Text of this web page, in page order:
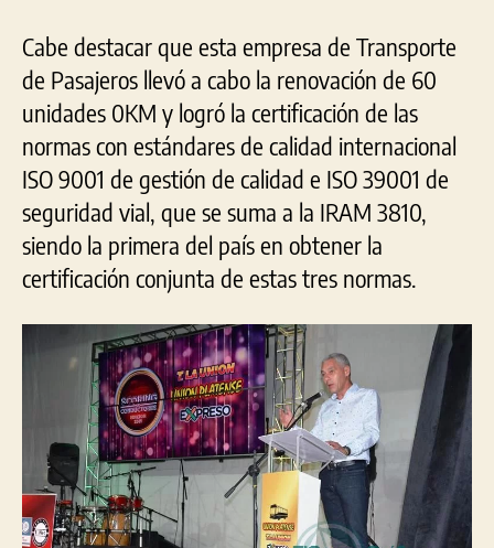
Cabe destacar que esta empresa de Transporte
de Pasajeros llevó a cabo la renovación de 60
unidades 0KM y logró la certificación de las
normas con estándares de calidad internacional
ISO 9001 de gestión de calidad e ISO 39001 de
seguridad vial, que se suma a la IRAM 3810,
siendo la primera del país en obtener la
certificación conjunta de estas tres normas.